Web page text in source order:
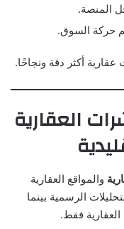
المنصة.
حركة السوق.
أكثر دقة ونجاحًا.
العقارية
والمواقع العقارية
الرسمية بينما
العقارية فقط.